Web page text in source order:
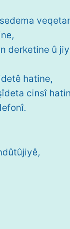
derketine û
hatine,
cinsî